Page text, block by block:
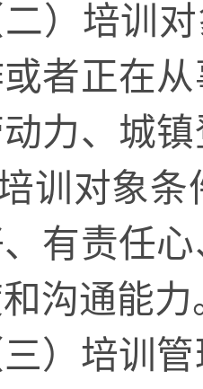
培训对
者正在
力、城
训对象
有责任
沟通能力
培训管